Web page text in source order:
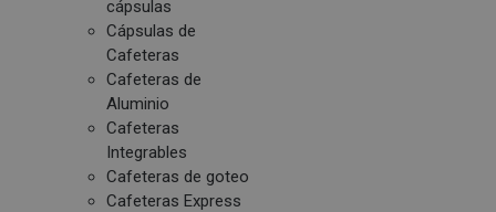
cápsulas
Cápsulas de
Cafeteras
Cafeteras de
Aluminio
Cafeteras
Integrables
Cafeteras de goteo
Cafeteras Express